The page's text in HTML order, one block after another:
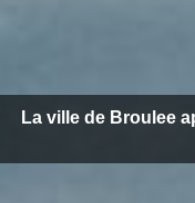
La ville de Broulee